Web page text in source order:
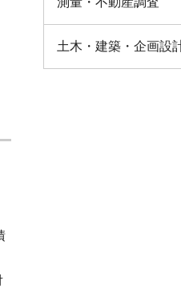
土木・建築・企画設